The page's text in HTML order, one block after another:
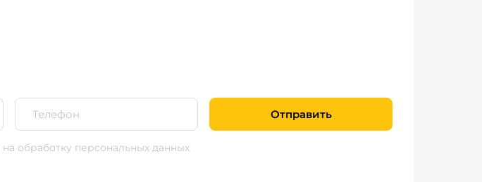
Отправить
на обработку персональных данных